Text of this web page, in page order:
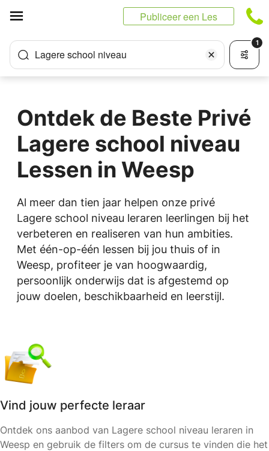
Publiceer een Les
Lagere school niveau
1
Ontdek de Beste Privé
Lagere school niveau
Lessen in Weesp
Al meer dan tien jaar helpen onze privé
Lagere school niveau leraren leerlingen bij het
verbeteren en realiseren van hun ambities.
Met één-op-één lessen bij jou thuis of in
Weesp, profiteer je van hoogwaardig,
persoonlijk onderwijs dat is afgestemd op
jouw doelen, beschikbaarheid en leerstijl.
Vind jouw perfecte leraar
Ontdek ons aanbod van Lagere school niveau leraren in
Weesp en gebruik de filters om de cursus te vinden die het